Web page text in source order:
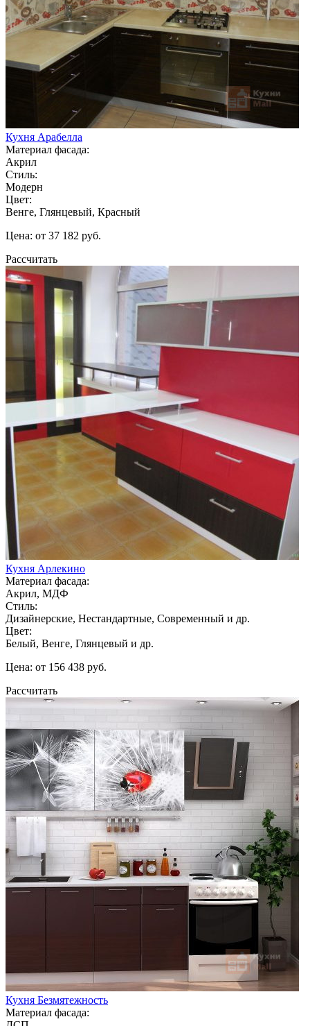
Кухня Арабелла
Материал фасада:
Акрил
Стиль:
Модерн
Цвет:
Венге, Глянцевый, Красный
Цена: от 37 182 руб.
Рассчитать
Кухня Арлекино
Материал фасада:
Акрил, МДФ
Стиль:
Дизайнерские, Нестандартные, Современный и др.
Цвет:
Белый, Венге, Глянцевый и др.
Цена: от 156 438 руб.
Рассчитать
Кухня Безмятежность
Материал фасада: